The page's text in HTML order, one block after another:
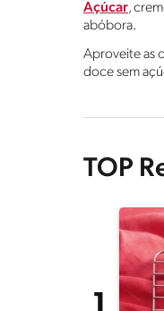
Açúcar,
abóbora.
Aproveite as
doce sem
TOP